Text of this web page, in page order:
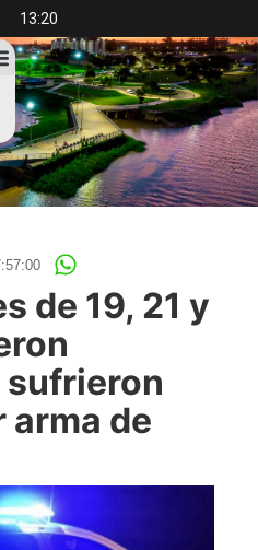
13:20
de 19, 21 y
arma de